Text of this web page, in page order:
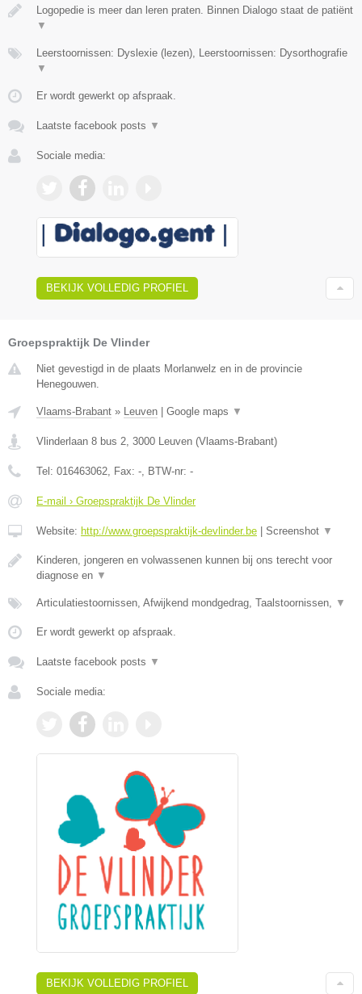
Logopedie is meer dan leren praten. Binnen Dialogo staat de patiënt
▼
Leerstoornissen: Dyslexie (lezen), Leerstoornissen: Dysorthografie
▼
Er wordt gewerkt op afspraak.
Laatste facebook posts ▼
Sociale media:
BEKIJK VOLLEDIG PROFIEL
Groepspraktijk De Vlinder
Niet gevestigd in de plaats Morlanwelz en in de provincie
Henegouwen.
Vlaams-Brabant » Leuven Google maps ▼
Vlinderlaan 8 bus 2, 3000 Leuven (Vlaams-Brabant)
Tel: 016463062, Fax: -, BTW-nr: -
E-mail › Groepspraktijk De Vlinder
Website: http://www.groepspraktijk-devlinder.be Screenshot ▼
Kinderen, jongeren en volwassenen kunnen bij ons terecht voor
diagnose en ▼
Articulatiestoornissen, Afwijkend mondgedrag, Taalstoornissen, ▼
Er wordt gewerkt op afspraak.
Laatste facebook posts ▼
Sociale media:
BEKIJK VOLLEDIG PROFIEL